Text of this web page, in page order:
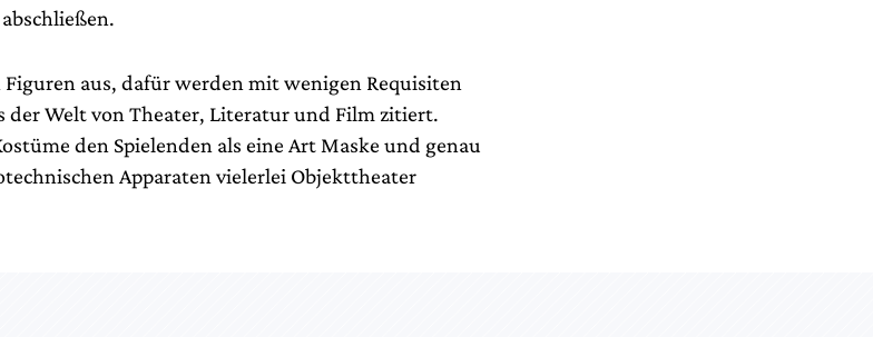
aus, dafür werden mit wenigen Requisiten
der Welt von Theater, Literatur und Film zitiert.
den Spielenden als eine Art Maske und genau
Apparaten vielerlei Objekttheater